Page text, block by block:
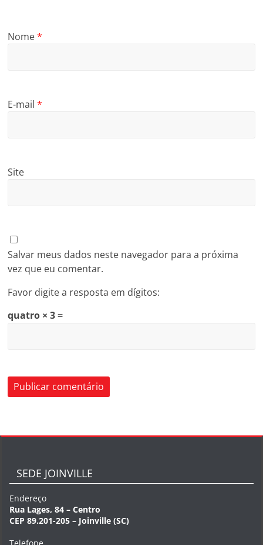
Nome*
E-mail*
Site
Salvar meus dados neste navegador para a próxima
vez que eu comentar.
Favor digite a resposta em dígitos:
quatro × 3 =
SEDE JOINVILLE
Endereço
Rua Lages, 84 – Centro
CEP 89.201-205 – Joinville (SC)